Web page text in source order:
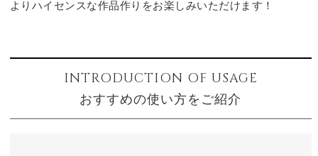
よりハイセンスな作品作りをお楽しみいただけます！
INTRODUCTION OF USAGE
おすすめの使い方をご紹介